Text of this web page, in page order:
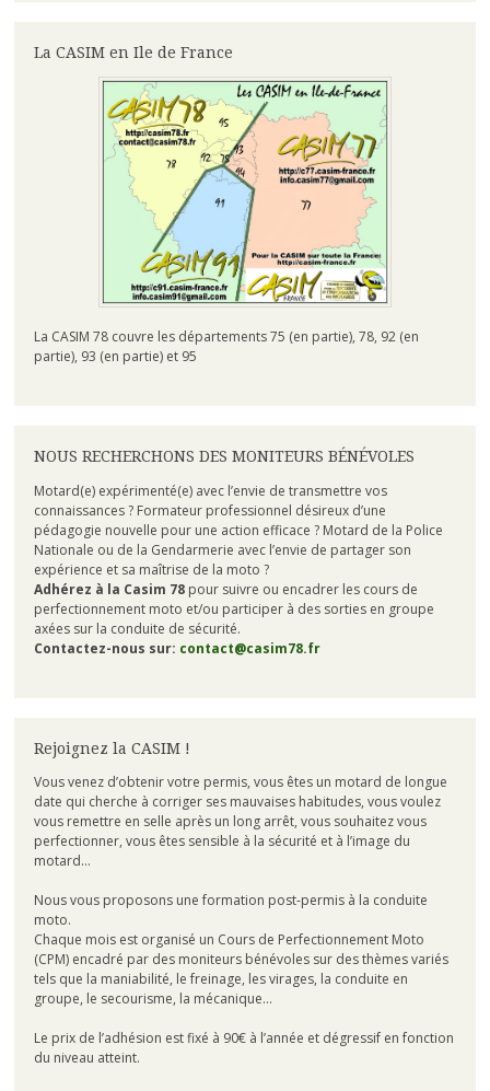
La CASIM en Ile de France
La CASIM 78 couvre les départements 75 (en partie), 78, 92 (en
partie), 93 (en partie) et 95
NOUS RECHERCHONS DES MONITEURS BÉNÉVOLES
Motard(e) expérimenté(e) avec l’envie de transmettre vos
connaissances ? Formateur professionnel désireux d’une
pédagogie nouvelle pour une action efficace ? Motard de la Police
Nationale ou de la Gendarmerie avec l’envie de partager son
expérience et sa maîtrise de la moto ?
Adhérez à la Casim 78pour suivre ou encadrer les cours de
perfectionnement moto et/ou participer à des sorties en groupe
axées sur la conduite de sécurité.
Contactez-nous sur: contact@casim78.fr
Rejoignez la CASIM !
Vous venez d’obtenir votre permis, vous êtes un motard de longue
date qui cherche à corriger ses mauvaises habitudes, vous voulez
vous remettre en selle après un long arrêt, vous souhaitez vous
perfectionner, vous êtes sensible à la sécurité et à l’image du
motard…
Nous vous proposons une formation post-permis à la conduite
moto.
Chaque mois est organisé un Cours de Perfectionnement Moto
(CPM) encadré par des moniteurs bénévoles sur des thèmes variés
tels que la maniabilité, le freinage, les virages, la conduite en
groupe, le secourisme, la mécanique…
Le prix de l’adhésion est fixé à 90€ à l’année et dégressif en fonction
du niveau atteint.